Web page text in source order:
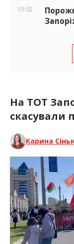
15:02
На ТОТ
скасували
Карина